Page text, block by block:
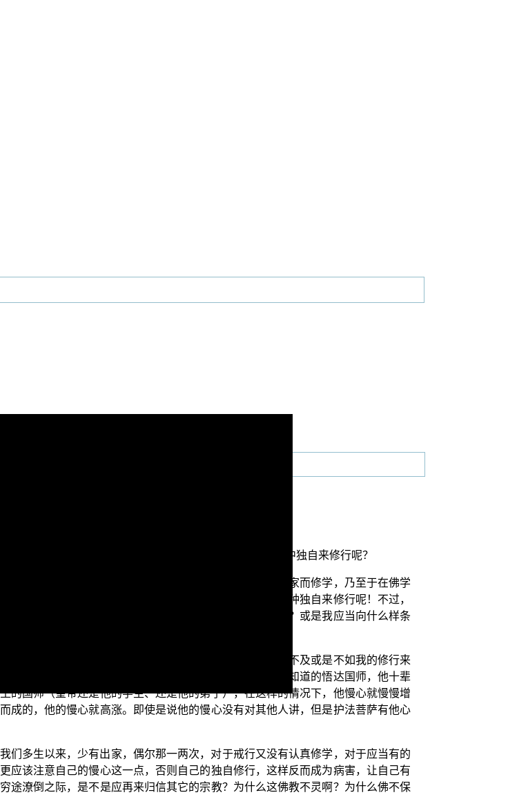
修，或是说没有遇到好的师长，是不是可以允许他在家中独自来修行呢？
。就是说你势必对于佛法知见会不够完整，即使是今天出家而修学，乃至于在佛学
，都很难说真正了解佛法了，何况是自己潜修在家，这种独自来修行呢！不过，
要去想说：我如果独自修行的话，应当具备什么样的条件？或是我应当向什么样条
我自己很了不起能够自己独立修持，其它人所学的都不是不及或是不如我的修行来
因为慢心高涨的人，护法菩萨都会远离。如同我们水忏所知道的悟达国师，他十辈
的国师（皇帝还是他的学生、还是他的弟子），在这样的情况下，他慢心就慢慢增
成的，他的慢心就高涨。即使是说他的慢心没有对其他人讲，但是护法菩萨有他心
们多生以来，少有出家，偶尔那一两次，对于戒行又没有认真修学，对于应当有的
应该注意自己的慢心这一点，否则自己的独自修行，这样反而成为病害，让自己有
途潦倒之际，是不是应再来归信其它的宗教？为什么这佛教不灵啊？为什么佛不保